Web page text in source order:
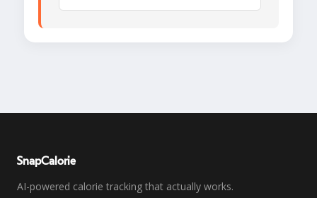
SnapCalorie
AI-powered calorie tracking that actually works.